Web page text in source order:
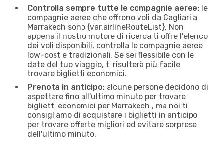
Controlla sempre tutte le compagnie aeree: le
compagnie aeree che offrono voli da Cagliari a
Marrakech sono {​var.airlineRouteList}. Non
appena il nostro motore di ricerca ti offre l'elenco
dei voli disponibili, controlla le compagnie aeree
low-cost e tradizionali. Se sei flessibile con le
date del tuo viaggio, ti risulterà più facile
trovare biglietti economici.
Prenota in anticipo: alcune persone decidono di
aspettare fino all'ultimo minuto per trovare
biglietti economici per Marrakech , ma noi ti
consigliamo di acquistare i biglietti in anticipo
per trovare offerte migliori ed evitare sorprese
dell'ultimo minuto.